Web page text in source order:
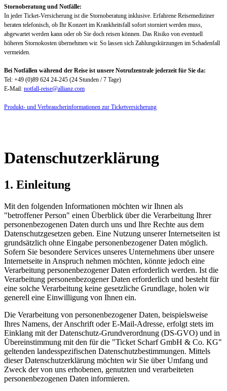
Stornoberatung und Notfälle:
In jeder Ticket-Versicherung ist die Stornoberatung inklusive. Erfahrene Reisemediziner
beraten telefonisch, ob Ihr Konzert im Krankheitsfall sofort storniert werden muss,
abgewartet werden kann oder ob Sie doch reisen können. Das Risiko von eventuell
höheren Stornokosten übernehmen wir. So lassen sich Zahlungskürzungen im Schadenfall
vermeiden.
Bei Notfällen während der Reise ist unsere Notrufzentrale jederzeit für Sie da:
Tel: +49 (0)89 624 24-245 (24 Stunden / 7 Tage)
E-Mail: notfall-reise@allianz.com
Produkt- und Verbraucherinformationen zur Ticketversicherung
Datenschutzerklärung
1. Einleitung
Mit den folgenden Informationen möchten wir Ihnen als
"betroffener Person" einen Überblick über die Verarbeitung Ihrer
personenbezogenen Daten durch uns und Ihre Rechte aus dem
Datenschutzgesetzen geben. Eine Nutzung unserer Internetseiten ist
grundsätzlich ohne Eingabe personenbezogener Daten möglich.
Sofern Sie besondere Services unseres Unternehmens über unsere
Internetseite in Anspruch nehmen möchten, könnte jedoch eine
Verarbeitung personenbezogener Daten erforderlich werden. Ist die
Verarbeitung personenbezogener Daten erforderlich und besteht für
eine solche Verarbeitung keine gesetzliche Grundlage, holen wir
generell eine Einwilligung von Ihnen ein.
Die Verarbeitung von personenbezogener Daten, beispielsweise
Ihres Namens, der Anschrift oder E-Mail-Adresse, erfolgt stets im
Einklang mit der Datenschutz-Grundverordnung (DS-GVO) und in
Übereinstimmung mit den für die "Ticket Scharf GmbH & Co. KG"
geltenden landesspezifischen Datenschutzbestimmungen. Mittels
dieser Datenschutzerklärung möchten wir Sie über Umfang und
Zweck der von uns erhobenen, genutzten und verarbeiteten
personenbezogenen Daten informieren.